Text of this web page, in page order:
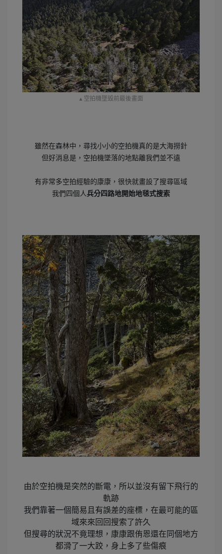
▴ 空拍機墜毀前最後畫面
雖然在森林中，尋找小小的空拍機真的是大海撈針
但好消息是，空拍機墜落的地點離我們並不遠
有非常多空拍經驗的康康，很快就畫設了搜尋區域
我們四個人兵分四路地開始地毯式搜索
由於空拍機是突然的斷電，所以並沒有留下飛行的
軌跡
我們靠著一個簡易且有誤差的座標，在最可能的區
域來來回回搜索了許久
但搜尋的狀況不竟理想，康康跟侑恩還在同個地方
都滑了一大跤，身上多了些傷痕